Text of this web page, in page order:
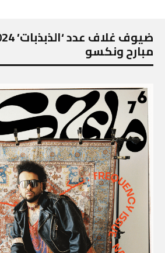
مبارح ونكسو